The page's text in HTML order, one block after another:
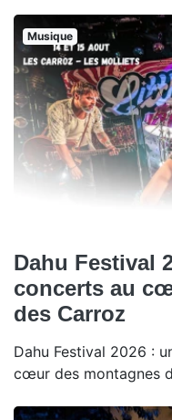
Musique
Dahu Festival
concerts au
des Carroz
Dahu Festival 2026 :
cœur des montagnes